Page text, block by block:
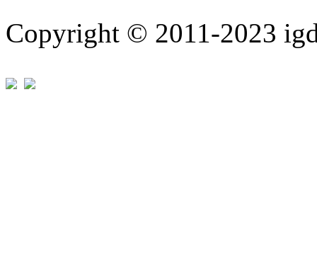
Copyright © 2011-2023